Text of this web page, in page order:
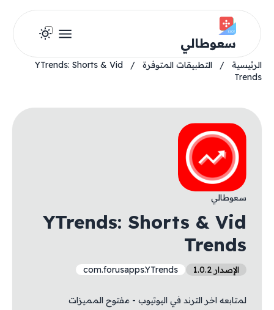
سعوطالي
الرئيسية / التطبيقات المتوفرة /
YTrends: Shorts & Vid
Trends
سعوطالي
YTrends: Shorts & Vid
Trends
الإصدار 1.0.2 com.forusapps.YTrends
لمتابعه اخر الترند في اليوتيوب - مفتوح المميزات